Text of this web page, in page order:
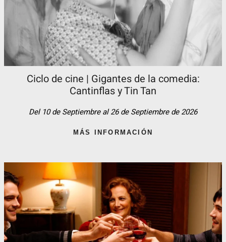
Ciclo de cine | Gigantes de la comedia:
Cantinflas y Tin Tan​
Del 10 de Septiembre al 26 de Septiembre de 2026
MÁS INFORMACIÓN